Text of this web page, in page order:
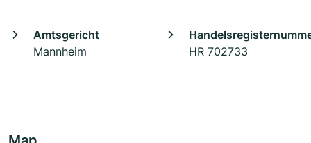
Amtsgericht
Mannheim
HR 702733